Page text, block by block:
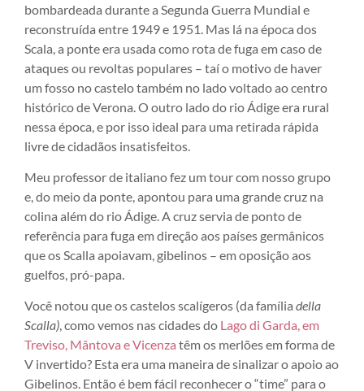
bombardeada durante a Segunda Guerra Mundial e
reconstruída entre 1949 e 1951. Mas lá na época dos
Scala, a ponte era usada como rota de fuga em caso de
ataques ou revoltas populares – taí o motivo de haver
um fosso no castelo também no lado voltado ao centro
histórico de Verona. O outro lado do rio Ádige era rural
nessa época, e por isso ideal para uma retirada rápida
livre de cidadãos insatisfeitos.
Meu professor de italiano fez um tour com nosso grupo
e, do meio da ponte, apontou para uma grande cruz na
colina além do rio Ádige. A cruz servia de ponto de
referência para fuga em direção aos países germânicos
que os Scalla apoiavam, gibelinos – em oposição aos
guelfos, pró-papa.
Você notou que os castelos scalígeros (da família della
Scalla), como vemos nas cidades do Lago di Garda, em
Treviso, Mântova e Vicenza têm os merlões em forma de
V invertido? Esta era uma maneira de sinalizar o apoio ao
Gibelinos. Então é bem fácil reconhecer o “time” para o